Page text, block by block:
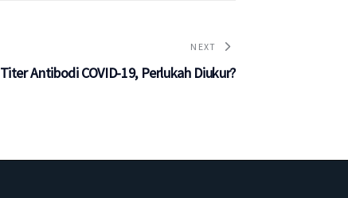
NEXT
Titer Antibodi COVID-19, Perlukah Diukur?